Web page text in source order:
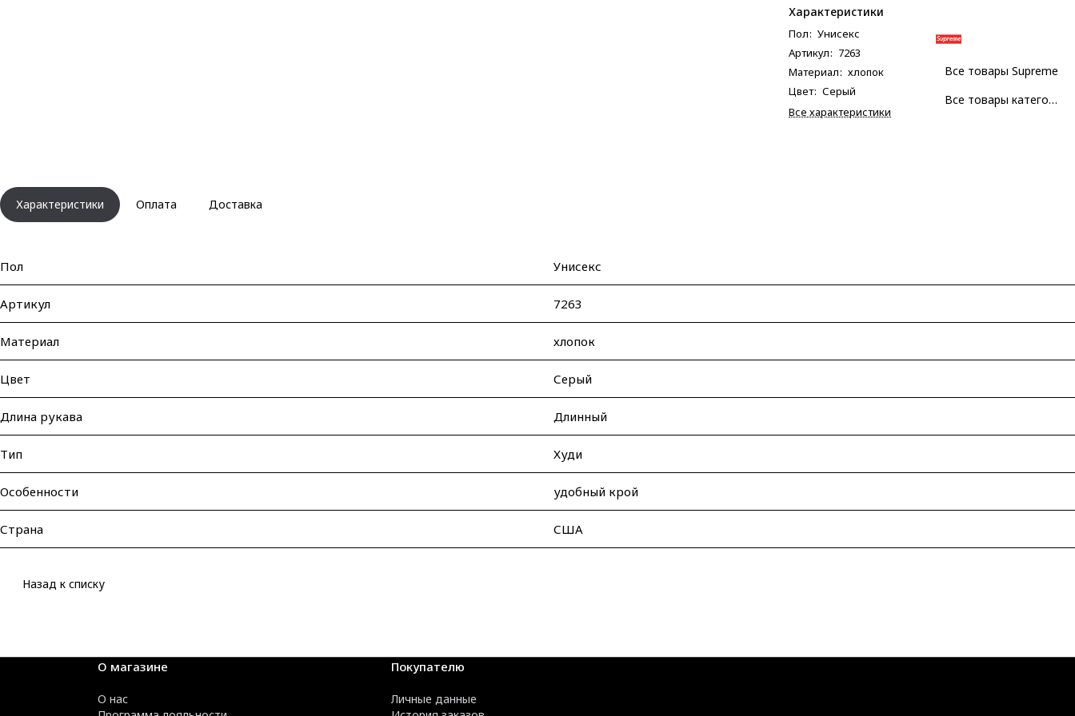
Характеристики
Пол: Унисекс
Артикул: 7263
Материал: хлопок
Цвет: Серый
Все характеристики
Все товары Supreme
Все товары категории
Характеристики Оплата Доставка
Пол Унисекс
Артикул 7263
Материал хлопок
Цвет Серый
Длина рукава Длинный
Тип Худи
Особенности удобный крой
Страна США
Назад к списку
О магазине
О нас
Покупателю
Личные данные